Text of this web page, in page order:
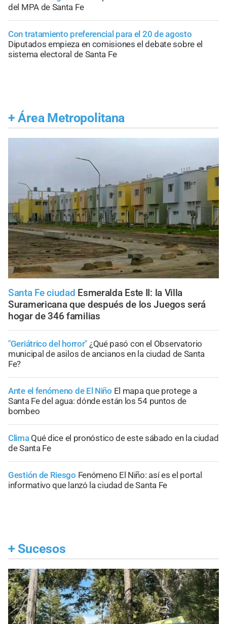
del MPA de Santa Fe
Con tratamiento preferencial para el 20 de agosto
Diputados empieza en comisiones el debate sobre el
sistema electoral de Santa Fe
+ Área Metropolitana
Santa Fe ciudad Esmeralda Este II: la Villa
Suramericana que después de los Juegos será
hogar de 346 familias
"Geriátrico del horror" ¿Qué pasó con el Observatorio
municipal de asilos de ancianos en la ciudad de Santa
Fe?
Ante el fenómeno de El Niño El mapa que protege a
Santa Fe del agua: dónde están los 54 puntos de
bombeo
Clima Qué dice el pronóstico de este sábado en la ciudad
de Santa Fe
Gestión de Riesgo Fenómeno El Niño: así es el portal
informativo que lanzó la ciudad de Santa Fe
+ Sucesos